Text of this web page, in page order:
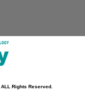
Rights Reserved.